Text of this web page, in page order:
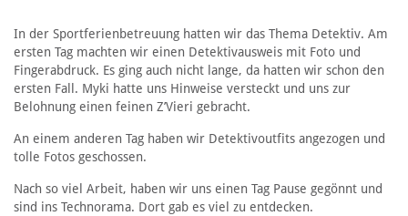
In der Sportferienbetreuung hatten wir das Thema Detektiv. Am
ersten Tag machten wir einen Detektivausweis mit Foto und
Fingerabdruck. Es ging auch nicht lange, da hatten wir schon den
ersten Fall. Myki hatte uns Hinweise versteckt und uns zur
Belohnung einen feinen Z’Vieri gebracht.
An einem anderen Tag haben wir Detektivoutfits angezogen und
tolle Fotos geschossen.
Nach so viel Arbeit, haben wir uns einen Tag Pause gegönnt und
sind ins Technorama. Dort gab es viel zu entdecken.